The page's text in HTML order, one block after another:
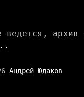
ведется, архив
Андрей Юдаков